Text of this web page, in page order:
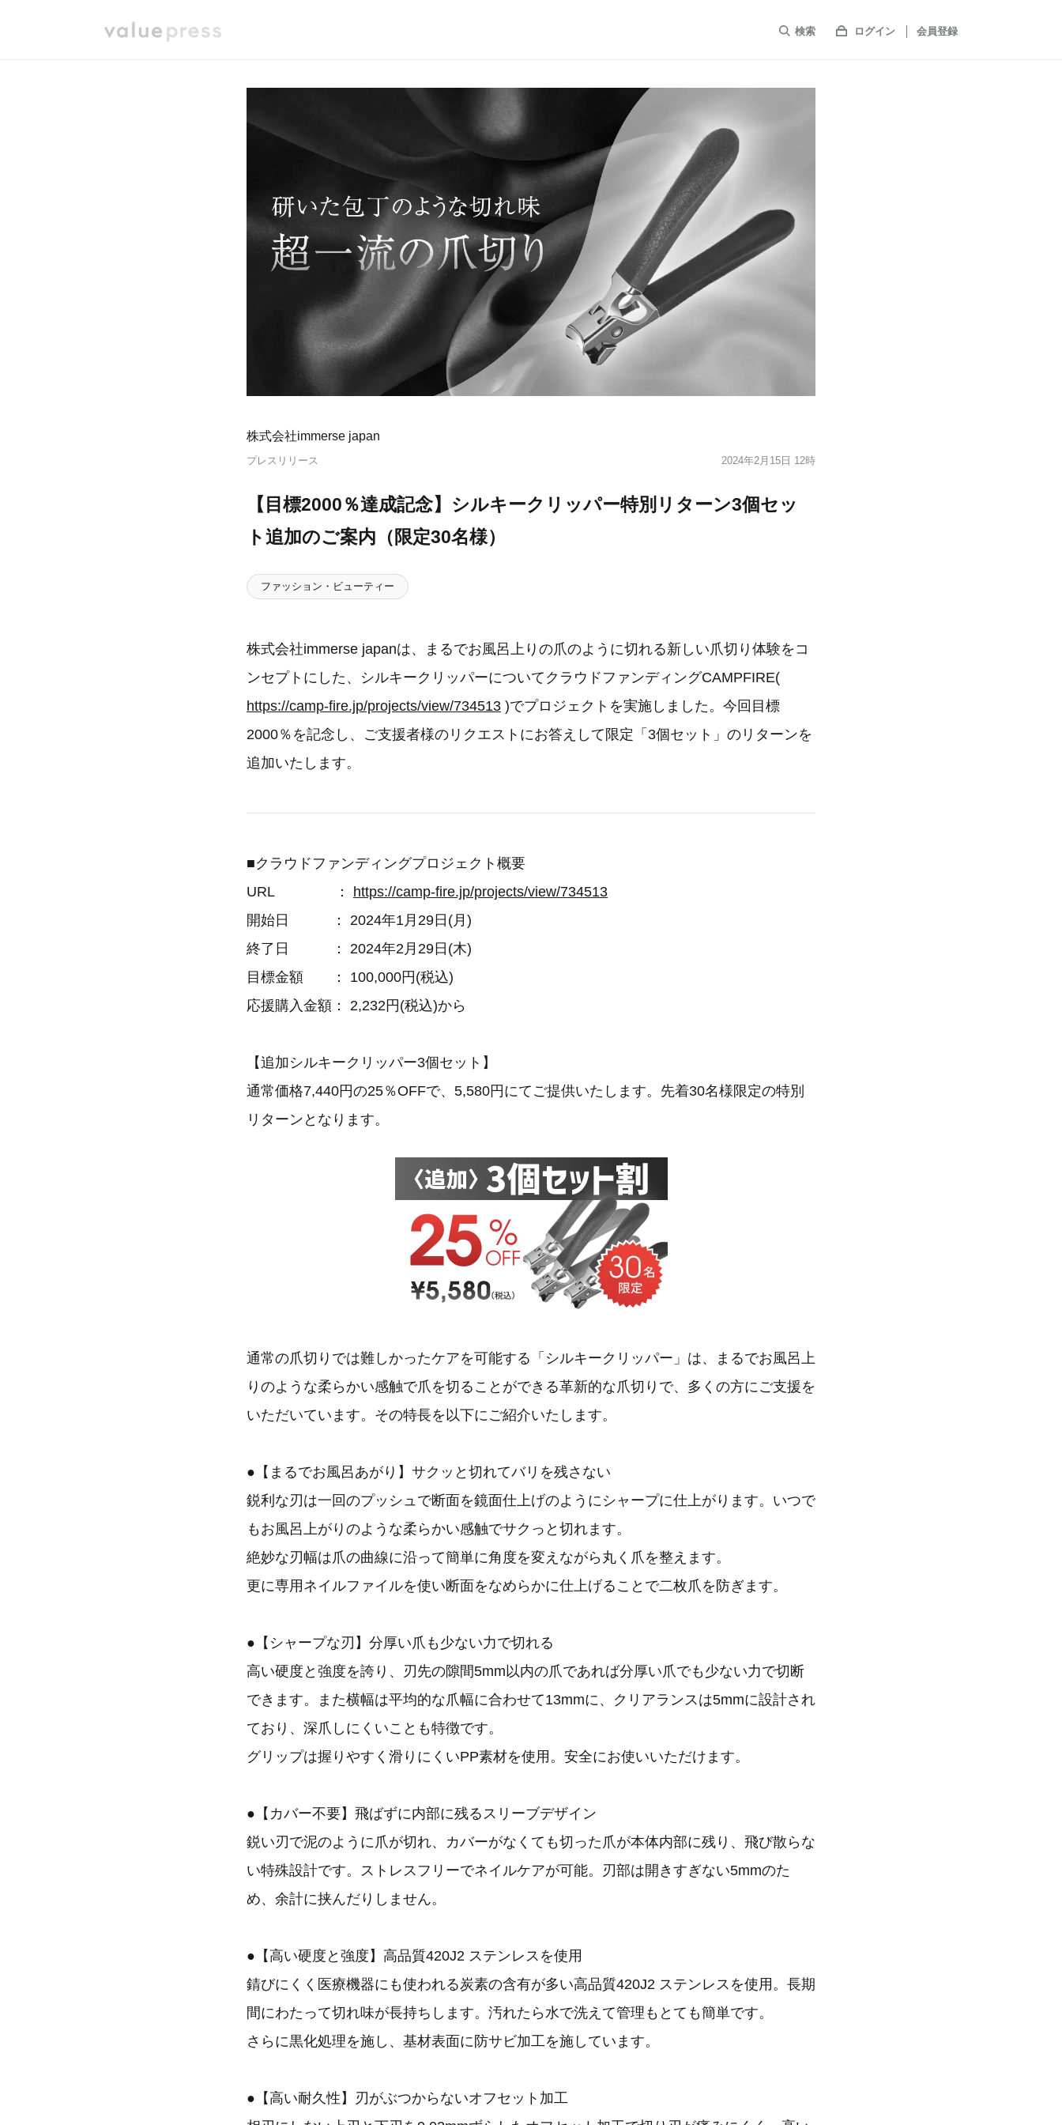
検索 ログイン 会員登録
株式会社immerse japan
プレスリリース 2024年2月15日 12時
【目標2000％達成記念】シルキークリッパー特別リターン3個セッ
ト追加のご案内（限定30名様）
ファッション・ビューティー
株式会社immerse japanは、まるでお風呂上りの爪のように切れる新しい爪切り体験をコ
ンセプトにした、シルキークリッパーについてクラウドファンディングCAMPFIRE(
https://camp-fire.jp/projects/view/734513 )でプロジェクトを実施しました。今回目標
2000％を記念し、ご支援者様のリクエストにお答えして限定「3個セット」のリターンを
追加いたします。
■クラウドファンディングプロジェクト概要
URL ： https://camp-fire.jp/projects/view/734513
開始日 ： 2024年1月29日(月)
終了日 ： 2024年2月29日(木)
目標金額 ： 100,000円(税込)
応援購入金額： 2,232円(税込)から
【追加シルキークリッパー3個セット】
通常価格7,440円の25％OFFで、5,580円にてご提供いたします。先着30名様限定の特別
リターンとなります。
通常の爪切りでは難しかったケアを可能する「シルキークリッパー」は、まるでお風呂上
りのような柔らかい感触で爪を切ることができる革新的な爪切りで、多くの方にご支援を
いただいています。その特長を以下にご紹介いたします。
●【まるでお風呂あがり】サクッと切れてバリを残さない
鋭利な刃は一回のプッシュで断面を鏡面仕上げのようにシャープに仕上がります。いつで
もお風呂上がりのような柔らかい感触でサクっと切れます。
絶妙な刃幅は爪の曲線に沿って簡単に角度を変えながら丸く爪を整えます。
更に専用ネイルファイルを使い断面をなめらかに仕上げることで二枚爪を防ぎます。
●【シャープな刃】分厚い爪も少ない力で切れる
高い硬度と強度を誇り、刃先の隙間5mm以内の爪であれば分厚い爪でも少ない力で切断
できます。また横幅は平均的な爪幅に合わせて13mmに、クリアランスは5mmに設計され
ており、深爪しにくいことも特徴です。
グリップは握りやすく滑りにくいPP素材を使用。安全にお使いいただけます。
●【カバー不要】飛ばずに内部に残るスリーブデザイン
鋭い刃で泥のように爪が切れ、カバーがなくても切った爪が本体内部に残り、飛び散らな
い特殊設計です。ストレスフリーでネイルケアが可能。刃部は開きすぎない5mmのた
め、余計に挟んだりしません。
●【高い硬度と強度】高品質420J2 ステンレスを使用
錆びにくく医療機器にも使われる炭素の含有が多い高品質420J2 ステンレスを使用。長期
間にわたって切れ味が長持ちします。汚れたら水で洗えて管理もとても簡単です。
さらに黒化処理を施し、基材表面に防サビ加工を施しています。
●【高い耐久性】刃がぶつからないオフセット加工